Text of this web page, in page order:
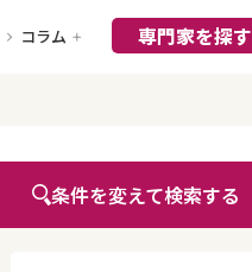
コラム 専門家を探す
条件を変えて検索する